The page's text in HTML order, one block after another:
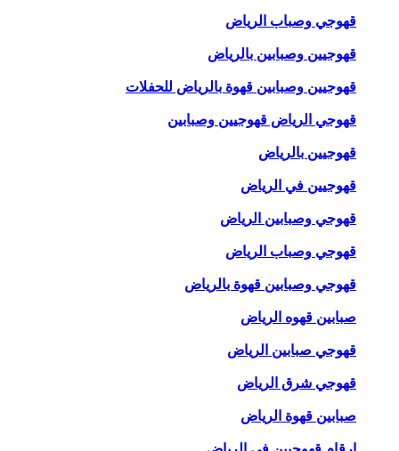
قهوجي وصباب الرياض
قهوجيين وصبابين بالرياض
قهوجيين وصبابين قهوة بالرياض للحفلات
قهوجي الرياض قهوجيين وصبابين
قهوجيين بالرياض
قهوجيين في الرياض
قهوجي وصبابين الرياض
قهوجي وصباب الرياض
قهوجي وصبابين قهوة بالرياض
صبابين قهوه الرياض
قهوجي صبابين الرياض
قهوجي شرق الرياض
صبابين قهوة الرياض